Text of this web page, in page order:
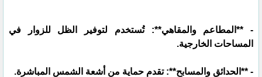
- **المطاعم والمقاهي**: تُستخدم لتوفير الظل للزوار في
المساحات الخارجية.
- **الحدائق والمسابح**: تقدم حماية من أشعة الشمس المباشرة.